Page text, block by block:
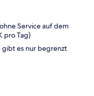
Service auf dem
pro Tag)
es nur begrenzt